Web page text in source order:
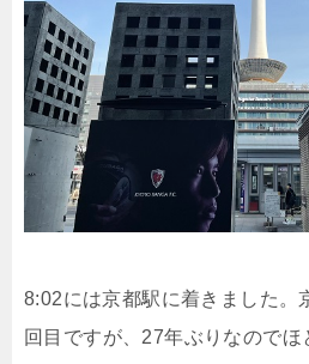
8:02には京都駅に着きました。
回目ですが、27年ぶりなので